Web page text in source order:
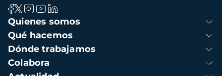
Navegación
principal
Quienes somos
Qué hacemos
Dónde trabajamos
Colabora